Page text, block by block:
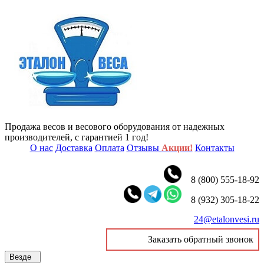
Продажа весов и весового оборудования от надежных
производителей, с гарантией 1 год!
О нас Доставка Оплата Отзывы Акции! Контакты
8 (800) 555-18-92
8 (932) 305-18-22
24@etalonvesi.ru
Заказать обратный звонок
Везде